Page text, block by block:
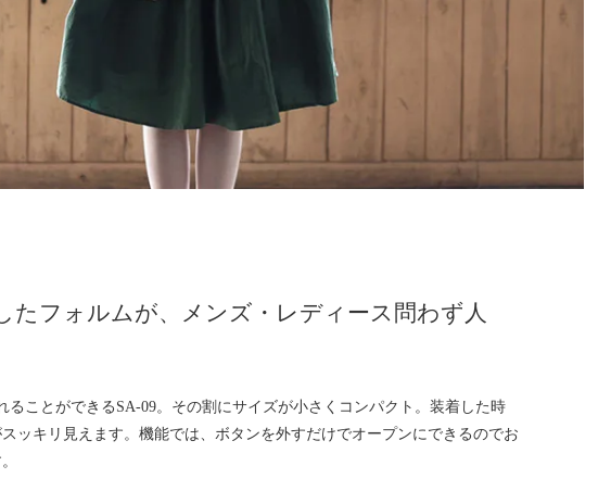
たフォルムが、メンズ・レディース問わず人
ることができるSA-09。その割にサイズが小さくコンパクト。装着した時
ッキリ見えます。機能では、ボタンを外すだけでオープンにできるのでお